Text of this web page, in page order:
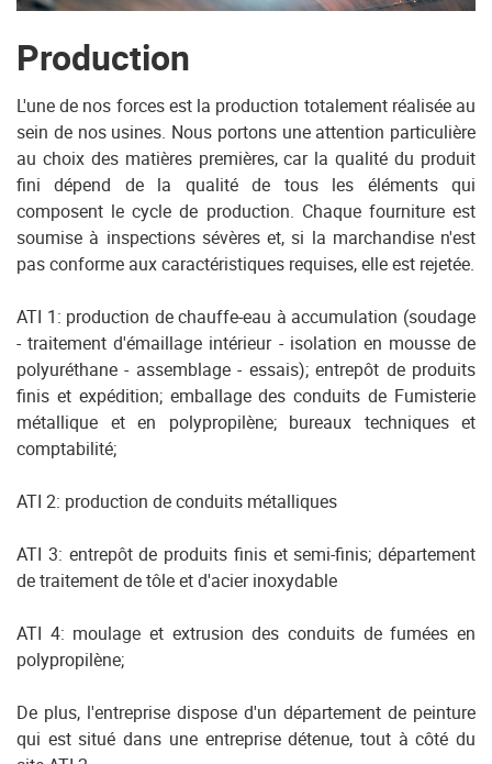
Production
L'une de nos forces est la production totalement réalisée au
sein de nos usines. Nous portons une attention particulière
au choix des matières premières, car la qualité du produit
fini dépend de la qualité de tous les éléments qui
composent le cycle de production. Chaque fourniture est
soumise à inspections sévères et, si la marchandise n'est
pas conforme aux caractéristiques requises, elle est rejetée.
ATI 1: production de chauffe-eau à accumulation (soudage
- traitement d'émaillage intérieur - isolation en mousse de
polyuréthane - assemblage - essais); entrepôt de produits
finis et expédition; emballage des conduits de Fumisterie
métallique et en polypropilène; bureaux techniques et
comptabilité;
ATI 2: production de conduits métalliques
ATI 3: entrepôt de produits finis et semi-finis; département
de traitement de tôle et d'acier inoxydable
ATI 4: moulage et extrusion des conduits de fumées en
polypropilène;
De plus, l'entreprise dispose d'un département de peinture
qui est situé dans une entreprise détenue, tout à côté du